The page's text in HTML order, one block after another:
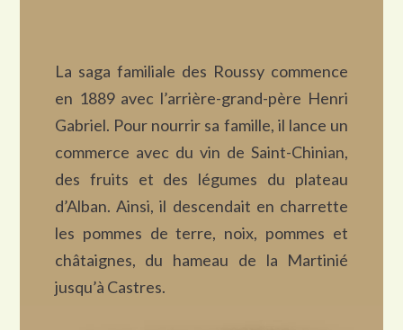
La saga familiale des Roussy commence
en 1889 avec l’arrière-grand-père Henri
Gabriel. Pour nourrir sa famille, il lance un
commerce avec du vin de Saint-Chinian,
des fruits et des légumes du plateau
d’Alban. Ainsi, il descendait en charrette
les pommes de terre, noix, pommes et
châtaignes, du hameau de la Martinié
jusqu’à Castres.